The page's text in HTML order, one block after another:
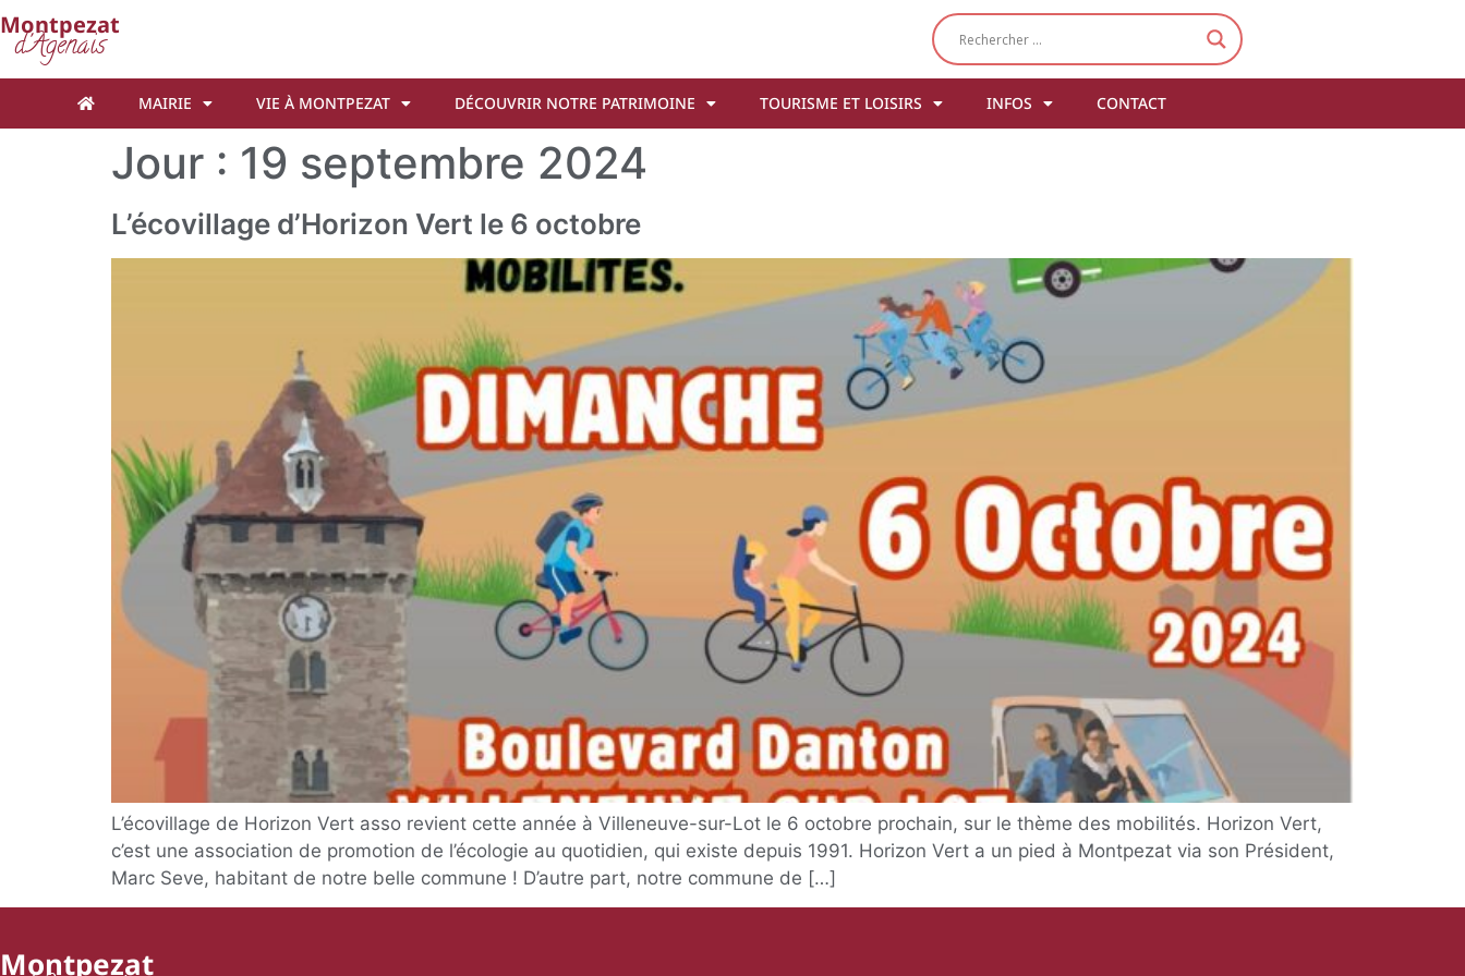
Montpezat
d'Agenais
MAIRIE VIE À MONTPEZAT DÉCOUVRIR NOTRE PATRIMOINE TOURISME ET LOISIRS INFOS CONTACT
Jour : 19 septembre 2024
L’écovillage d’Horizon Vert le 6 octobre
L’écovillage de Horizon Vert asso revient cette année à Villeneuve-sur-Lot le 6 octobre prochain, sur le thème des mobilités. Horizon Vert,
c’est une association de promotion de l’écologie au quotidien, qui existe depuis 1991. Horizon Vert a un pied à Montpezat via son Président,
Marc Seve, habitant de notre belle commune ! D’autre part, notre commune de […]
Montpezat
Cookies management panel